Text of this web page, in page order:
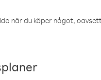
när du köper något,